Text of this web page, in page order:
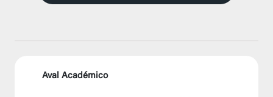
Aval Académico